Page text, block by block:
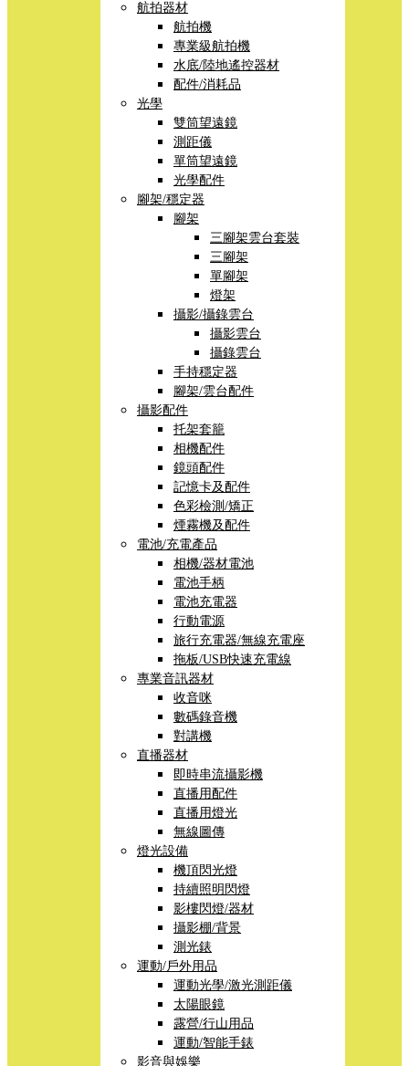
航拍器材
航拍機
專業級航拍機
水底/陸地遙控器材
配件/消耗品
光學
雙筒望遠鏡
測距儀
單筒望遠鏡
光學配件
腳架/穩定器
腳架
三腳架雲台套裝
三腳架
單腳架
燈架
攝影/攝錄雲台
攝影雲台
攝錄雲台
手持穩定器
腳架/雲台配件
攝影配件
托架套籠
相機配件
鏡頭配件
記憶卡及配件
色彩檢測/矯正
煙霧機及配件
電池/充電產品
相機/器材電池
電池手柄
電池充電器
行動電源
旅行充電器/無線充電座
拖板/USB快速充電線
專業音訊器材
收音咪
數碼錄音機
對講機
直播器材
即時串流攝影機
直播用配件
直播用燈光
無線圖傳
燈光設備
機頂閃光燈
持續照明閃燈
影樓閃燈/器材
攝影棚/背景
測光錶
運動/戶外用品
運動光學/激光測距儀
太陽眼鏡
露營/行山用品
運動/智能手錶
影音與娛樂